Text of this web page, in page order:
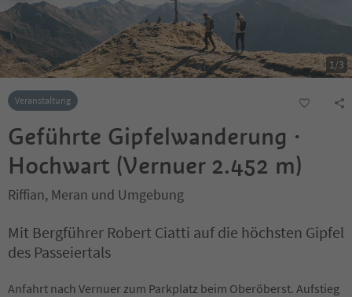
1/3
Veranstaltung
Geführte Gipfelwanderung ·
Hochwart (Vernuer 2.452 m)
Riffian, Meran und Umgebung
Mit Bergführer Robert Ciatti auf die höchsten Gipfel
des Passeiertals
Anfahrt nach Vernuer zum Parkplatz beim Oberöberst. Aufstieg